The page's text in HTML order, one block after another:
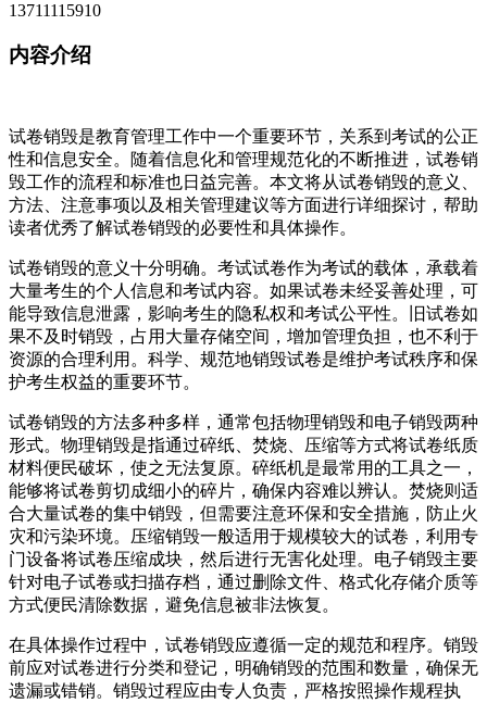
13711115910
内容介绍
试卷销毁是教育管理工作中一个重要环节，关系到考试的公正
性和信息安全。随着信息化和管理规范化的不断推进，试卷销
毁工作的流程和标准也日益完善。本文将从试卷销毁的意义、
方法、注意事项以及相关管理建议等方面进行详细探讨，帮助
读者优秀了解试卷销毁的必要性和具体操作。
试卷销毁的意义十分明确。考试试卷作为考试的载体，承载着
大量考生的个人信息和考试内容。如果试卷未经妥善处理，可
能导致信息泄露，影响考生的隐私权和考试公平性。旧试卷如
果不及时销毁，占用大量存储空间，增加管理负担，也不利于
资源的合理利用。科学、规范地销毁试卷是维护考试秩序和保
护考生权益的重要环节。
试卷销毁的方法多种多样，通常包括物理销毁和电子销毁两种
形式。物理销毁是指通过碎纸、焚烧、压缩等方式将试卷纸质
材料便民破坏，使之无法复原。碎纸机是最常用的工具之一，
能够将试卷剪切成细小的碎片，确保内容难以辨认。焚烧则适
合大量试卷的集中销毁，但需要注意环保和安全措施，防止火
灾和污染环境。压缩销毁一般适用于规模较大的试卷，利用专
门设备将试卷压缩成块，然后进行无害化处理。电子销毁主要
针对电子试卷或扫描存档，通过删除文件、格式化存储介质等
方式便民清除数据，避免信息被非法恢复。
在具体操作过程中，试卷销毁应遵循一定的规范和程序。销毁
前应对试卷进行分类和登记，明确销毁的范围和数量，确保无
遗漏或错销。销毁过程应由专人负责，严格按照操作规程执